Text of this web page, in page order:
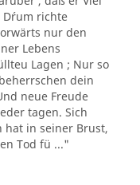
richte
nur den
Lebens
Lagen ; Nur so
dein
neue Freude
tagen. Sich
hat in seiner Brust,
Tod fü ..."